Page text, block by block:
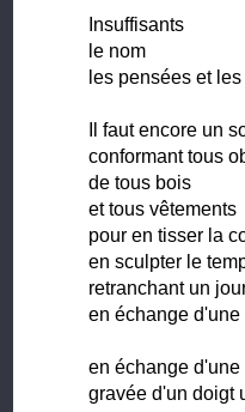
Insuffisants
le nom
les pensées et
Il faut encore un
conformant tous
de tous bois
et tous vêtements
pour en tisser la
en sculpter le
retranchant un
en échange
en échange d'une
gravée d'un doigt